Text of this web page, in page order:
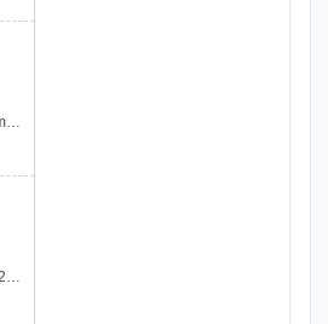
DJI Neo Fly More Combo
Apple iPhone 17 Pro 256GB Kosmiczny pomarańcz